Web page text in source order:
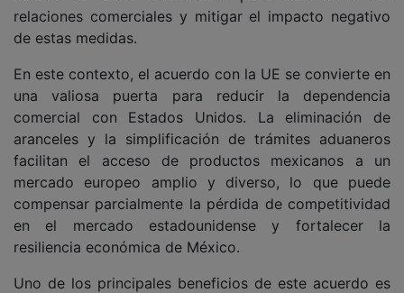
relaciones comerciales y mitigar el impacto negativo
de estas medidas.
En este contexto, el acuerdo con la UE se convierte en
una valiosa puerta para reducir la dependencia
comercial con Estados Unidos. La eliminación de
aranceles y la simplificación de trámites aduaneros
facilitan el acceso de productos mexicanos a un
mercado europeo amplio y diverso, lo que puede
compensar parcialmente la pérdida de competitividad
en el mercado estadounidense y fortalecer la
resiliencia económica de México.
Uno de los principales beneficios de este acuerdo es